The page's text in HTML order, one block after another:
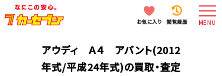
お気に入り 閲覧履歴 MENU
アウディ Ａ４ アバント(2012
年式/平成24年式)の買取・査定